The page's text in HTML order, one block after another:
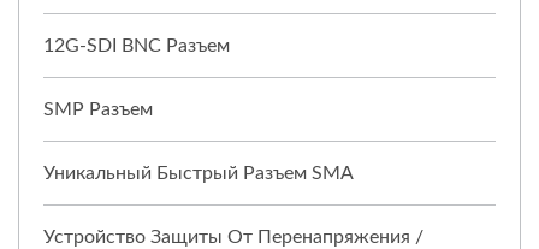
12G-SDI BNC Разъем
SMP Разъем
Уникальный Быстрый Разъем SMA
Устройство Защиты От Перенапряжения /